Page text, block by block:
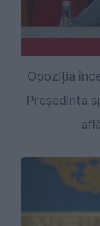
Opoziția
Președinta